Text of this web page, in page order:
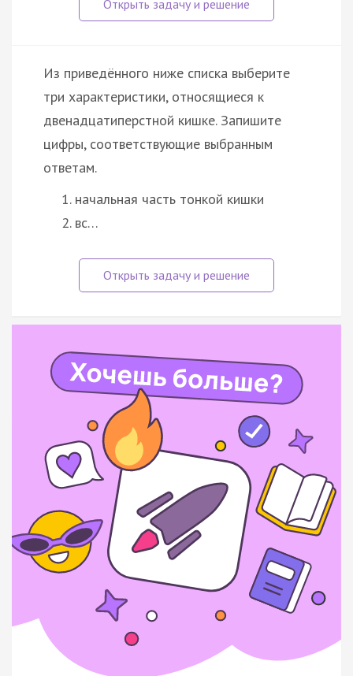
Из приведённого ниже списка выберите
три характеристики, относящиеся к
двенадцатиперстной кишке. Запишите
цифры, соответствующие выбранным
ответам.
начальная часть тонкой кишки
вс…